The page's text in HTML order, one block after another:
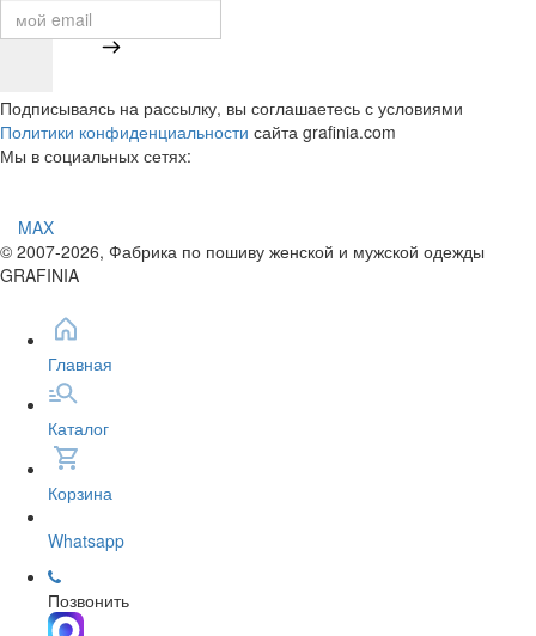
Подписываясь на рассылку, вы соглашаетесь с условиями
Политики конфиденциальности сайта grafinia.com
Мы в социальных сетях:
MAX
© 2007-2026, Фабрика по пошиву женской и мужской одежды
GRAFINIA
Главная
Каталог
Корзина
Whatsapp
Позвонить